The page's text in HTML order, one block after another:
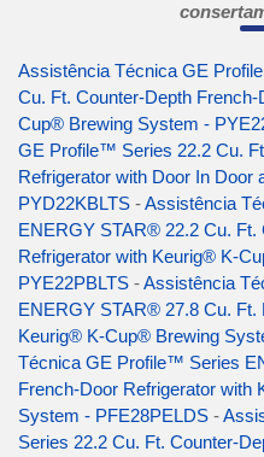
Assistência Técnica GE
Cu. Ft. Counter-Depth
Cup® Brewing System -
GE Profile™ Series 22.2 Cu.
Refrigerator with Door In Door
PYD22KBLTS -Assistência
ENERGY STAR® 22.2 Cu. Ft.
Refrigerator with Keurig® K-
PYE22PBLTS -Assistência
ENERGY STAR® 27.8 Cu. Ft.
Keurig® K-Cup® Brewing
Técnica GE Profile™ Series
French-Door Refrigerator
System - PFE28PELDS -
Series 22.2 Cu. Ft. Counter-